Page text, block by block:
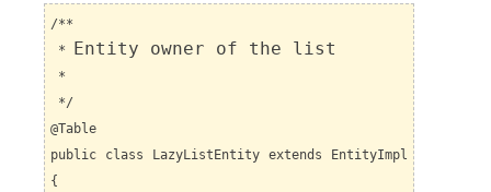
/**
* Entity owner of the list
*
*/
@Table
public class LazyListEntity extends EntityImpl
{